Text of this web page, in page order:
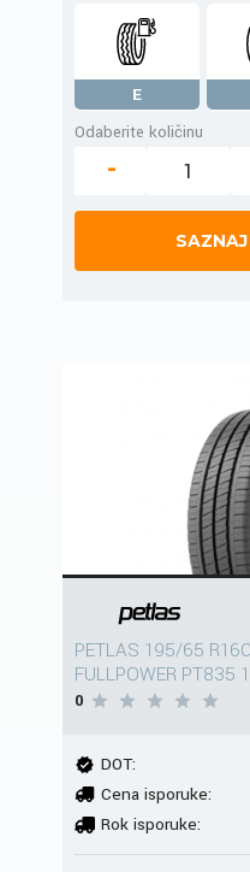
E
Odaberite količinu
-
PETLAS 195/65 R16C
FULLPOWER PT835
0
DOT:
Cena isporuke:
Rok isporuke: